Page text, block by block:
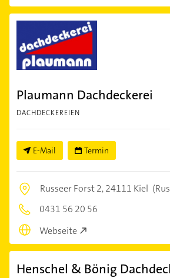
Plaumann Dachdeckerei
DACHDECKEREIEN
E-Mail Termin
Russeer Forst 2,24111 Kiel
0431 56 20 56
Webseite
Henschel & Bönig